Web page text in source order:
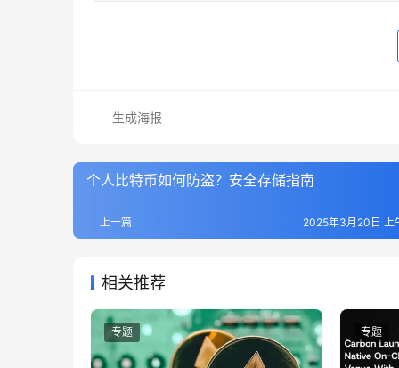
生成海报
个人比特币如何防盗？安全存储指南
上一篇 2025年3月20日 上
相关推荐
专题 专题